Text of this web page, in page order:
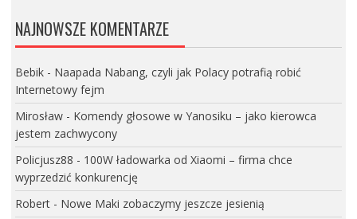
NAJNOWSZE KOMENTARZE
Bebik- Naapada Nabang, czyli jak Polacy potrafią robić
Internetowy fejm
Mirosław- Komendy głosowe w Yanosiku – jako kierowca
jestem zachwycony
Policjusz88 - 100W ładowarka od Xiaomi – firma chce
wyprzedzić konkurencję
Robert- Nowe Maki zobaczymy jeszcze jesienią